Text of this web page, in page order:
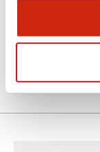
2025/10/15